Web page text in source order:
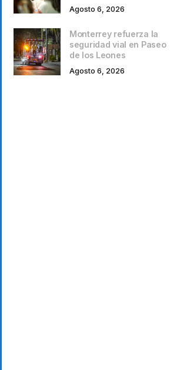
Agosto 6, 2026
Monterrey refuerza la
seguridad vial en Paseo
de los Leones
Agosto 6, 2026